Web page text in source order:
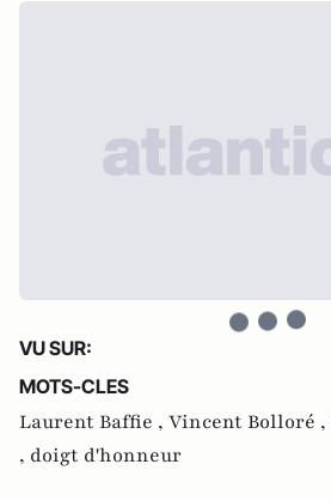
VU SUR:
MOTS-CLES
Laurent Baffie , Vincent Bolloré ,
, doigt d'honneur